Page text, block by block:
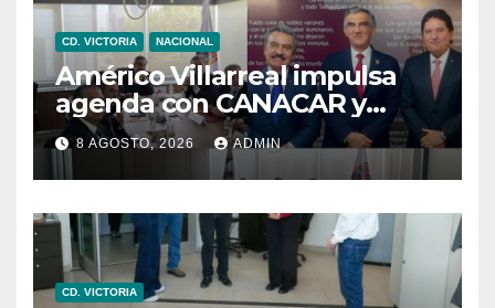
CD. VICTORIA NACIONAL
Américo Villarreal impulsa
agenda con CANACAR y
CONCAMIN para fortalecer la
competitividad de
Tamaulipas
8 AGOSTO, 2026 ADMIN
CD. VICTORIA